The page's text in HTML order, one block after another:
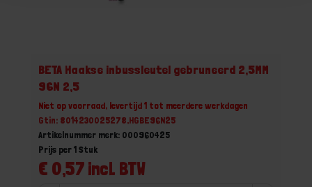
BETA Haakse inbussleutel gebruneerd 2,5MM
96N 2,5
Niet op voorraad, levertijd 1 tot meerdere werkdagen
Gtin: 8014230025278,HGBE96N25
Artikelnummer merk: 000960425
€ 0,57 incl. BTW
Prijs per 1 Stuk